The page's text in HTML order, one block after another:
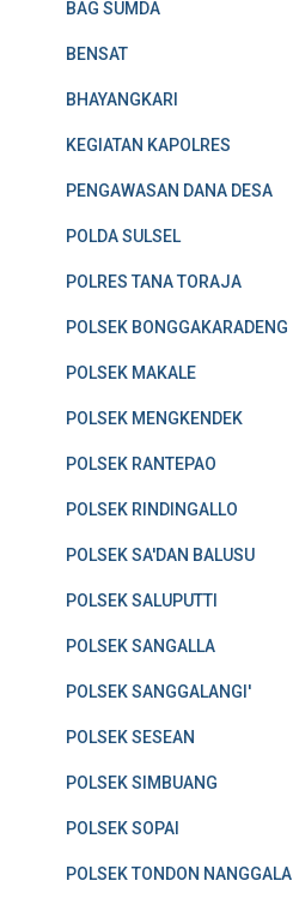
BAG SUMDA
BENSAT
BHAYANGKARI
KEGIATAN KAPOLRES
PENGAWASAN DANA DESA
POLDA SULSEL
POLRES TANA TORAJA
POLSEK BONGGAKARADENG
POLSEK MAKALE
POLSEK MENGKENDEK
POLSEK RANTEPAO
POLSEK RINDINGALLO
POLSEK SA'DAN BALUSU
POLSEK SALUPUTTI
POLSEK SANGALLA
POLSEK SANGGALANGI'
POLSEK SESEAN
POLSEK SIMBUANG
POLSEK SOPAI
POLSEK TONDON NANGGALA